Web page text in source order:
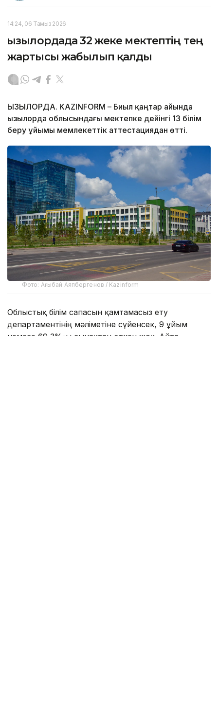
14:24, 06 Тамыз 2026
Қызылордада 32 жеке мектептің тең
жартысы жабылып қалды
ҚЫЗЫЛОРДА. KAZINFORM – Биыл қаңтар айында
Қызылорда облысындағы мектепке дейінгі 13 білім
беру ұйымы мемлекеттік аттестациядан өтті.
Фото: Ағыбай Аяпбергенов / Kazinform
Облыстық білім сапасын қамтамасыз ету
департаментінің мәліметіне сүйенсек, 9 ұйым
немесе 69,3%-ы сынақтан өткен жоқ. Айта